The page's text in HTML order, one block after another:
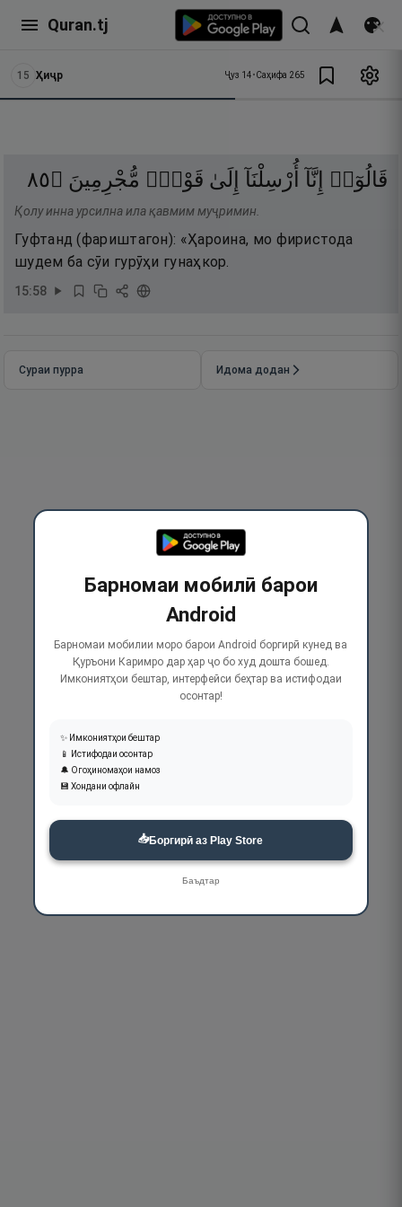
Quran.tj
15 Ҳиҷр Ҷуз 14•Саҳифа 265
قَالُوٓا۟ إِنَّآ أُرْسِلْنَآ إِلَىٰ قَوْمٍۢ مُّجْرِمِينَ ۝٥٨
Қолу инна урсилна ила қавмим муҷримин.
Гуфтанд (фариштагон): «Ҳароина, мо фиристода
шудем ба сӯи гурӯҳи гунаҳкор.
15:58
Сураи пурра Идома додан
Барномаи мобилӣ барои
Android
Барномаи мобилии моро барои Android боргирӣ кунед ва
Қуръони Каримро дар ҳар ҷо бо худ дошта бошед.
Имкониятҳои бештар, интерфейси беҳтар ва истифодаи
осонтар!
✨ Имкониятҳои бештар
📱 Истифодаи осонтар
🔔 Огоҳиномаҳои намоз
💾 Хондани офлайн
📥Боргирӣ аз Play Store
Баъдтар